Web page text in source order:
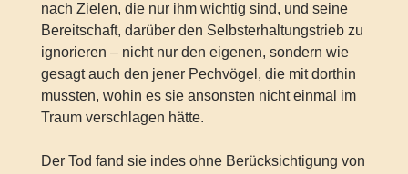
nach Zielen, die nur ihm wichtig sind, und seine
Bereitschaft, darüber den Selbsterhaltungstrieb zu
ignorieren – nicht nur den eigenen, sondern wie
gesagt auch den jener Pechvögel, die mit dorthin
mussten, wohin es sie ansonsten nicht einmal im
Traum verschlagen hätte.
Der Tod fand sie indes ohne Berücksichtigung von